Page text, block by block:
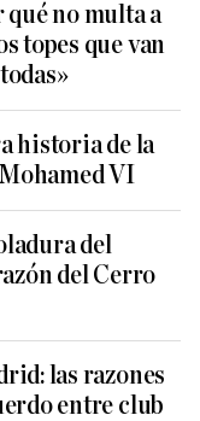
no multa a
topes que van
historia de la
VI
del
del Cerro
las razones
entre club